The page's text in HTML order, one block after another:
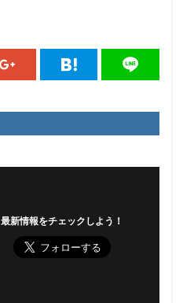
最新情報をチェックしよう！